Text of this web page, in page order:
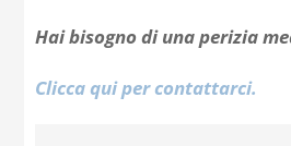
Hai bisogno di una perizia
Clicca qui per contattarci.